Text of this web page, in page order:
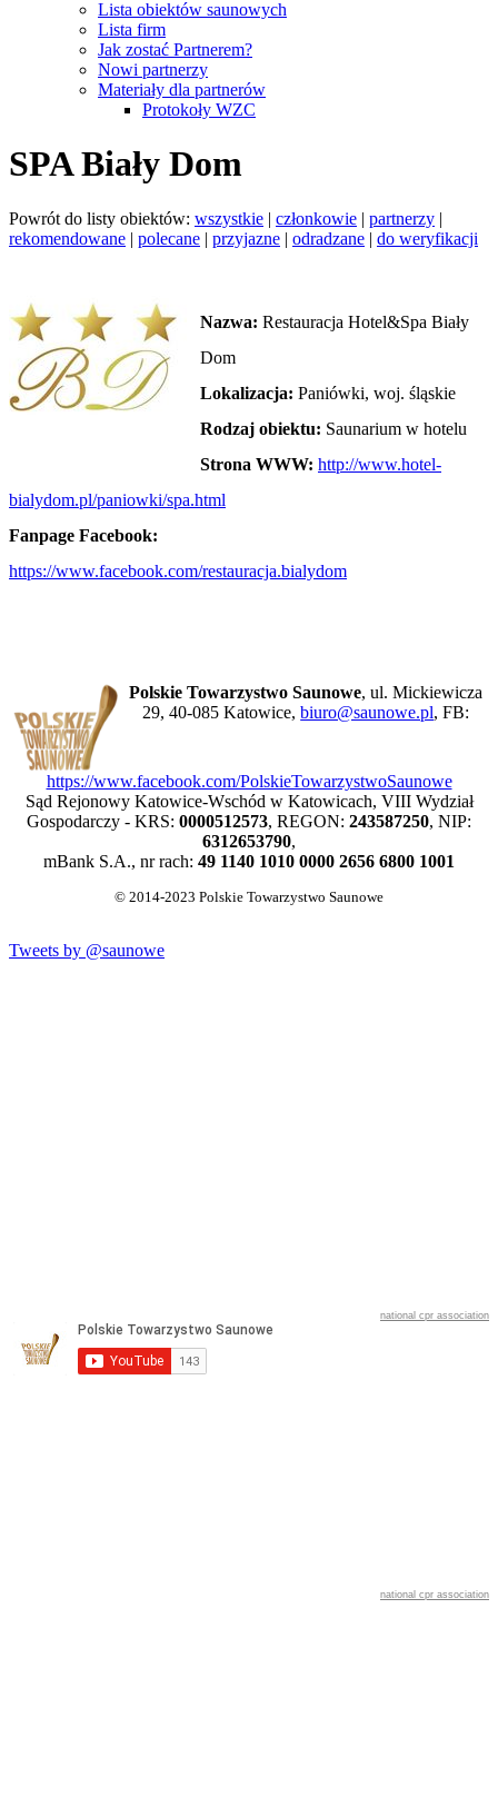
Lista obiektów saunowych
Lista firm
Jak zostać Partnerem?
Nowi partnerzy
Materiały dla partnerów
Protokoły WZC
SPA Biały Dom
Powrót do listy obiektów: wszystkie | członkowie | partnerzy |
rekomendowane | polecane | przyjazne | odradzane | do weryfikacji
Nazwa: Restauracja Hotel&Spa Biały
Dom
Lokalizacja: Paniówki, woj. śląskie
Rodzaj obiektu: Saunarium w hotelu
Strona WWW: http://www.hotel-
bialydom.pl/paniowki/spa.html
Fanpage Facebook:
https://www.facebook.com/restauracja.bialydom
Polskie Towarzystwo Saunowe, ul. Mickiewicza
29, 40-085 Katowice,biuro@saunowe.pl, FB:
https://www.facebook.com/PolskieTowarzystwoSaunowe
Sąd Rejonowy Katowice-Wschód w Katowicach, VIII Wydział
Gospodarczy - KRS: 0000512573, REGON: 243587250, NIP:
6312653790,
mBank S.A., nr rach: 49 1140 1010 0000 2656 6800 1001
© 2014-2023 Polskie Towarzystwo Saunowe
Tweets by @saunowe
national cpr association
national cpr association